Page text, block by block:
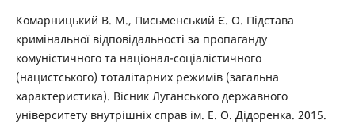
Комарницький В. М., Письменський Є. О. Підстава
кримінальної відповідальності за пропаганду
комуністичного та націонал-соціалістичного
(нацистського) тоталітарних режимів (загальна
характеристика). Вісник Луганського державного
університету внутрішніх справ ім. Е. О. Дідоренка. 2015.